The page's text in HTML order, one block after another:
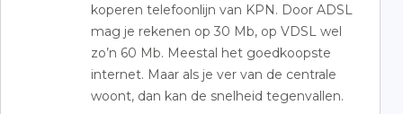
koperen telefoonlijn van KPN. Door ADSL
mag je rekenen op 30 Mb, op VDSL wel
zo’n 60 Mb. Meestal het goedkoopste
internet. Maar als je ver van de centrale
woont, dan kan de snelheid tegenvallen.